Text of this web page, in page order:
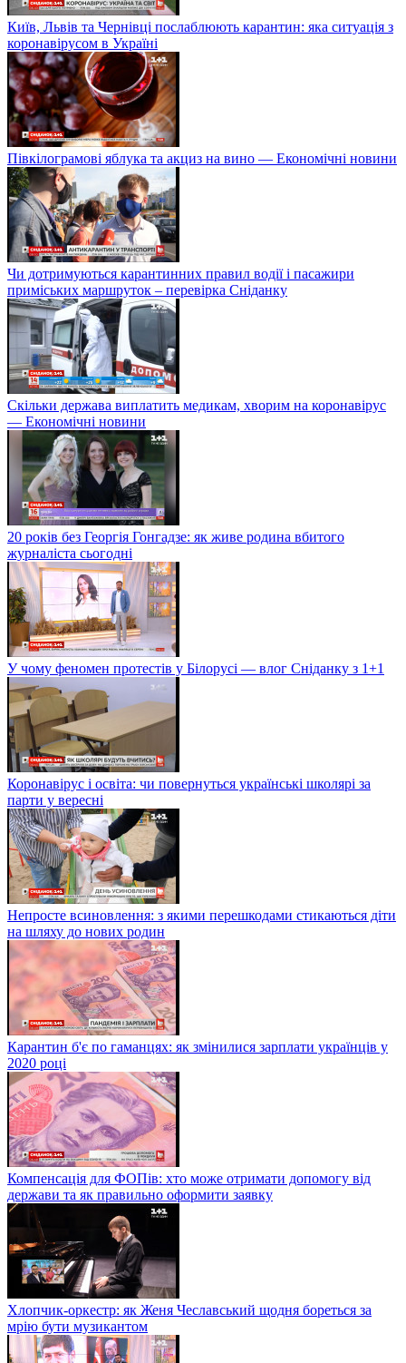
Київ, Львів та Чернівці послаблюють карантин: яка ситуація з
коронавірусом в Україні
Півкілограмові яблука та акциз на вино — Економічні новини
Чи дотримуються карантинних правил водії і пасажири
приміських маршруток – перевірка Сніданку
Скільки держава виплатить медикам, хворим на коронавірус
— Економічні новини
20 років без Георгія Гонгадзе: як живе родина вбитого
журналіста сьогодні
У чому феномен протестів у Білорусі — влог Сніданку з 1+1
Коронавірус і освіта: чи повернуться українські школярі за
парти у вересні
Непросте всиновлення: з якими перешкодами стикаються діти
на шляху до нових родин
Карантин б'є по гаманцях: як змінилися зарплати українців у
2020 році
Компенсація для ФОПів: хто може отримати допомогу від
держави та як правильно оформити заявку
Хлопчик-оркестр: як Женя Чеславський щодня бореться за
мрію бути музикантом